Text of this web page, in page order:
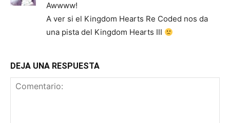
Awwww!
A ver si el Kingdom Hearts Re Coded nos da
una pista del Kingdom Hearts III
DEJA UNA RESPUESTA